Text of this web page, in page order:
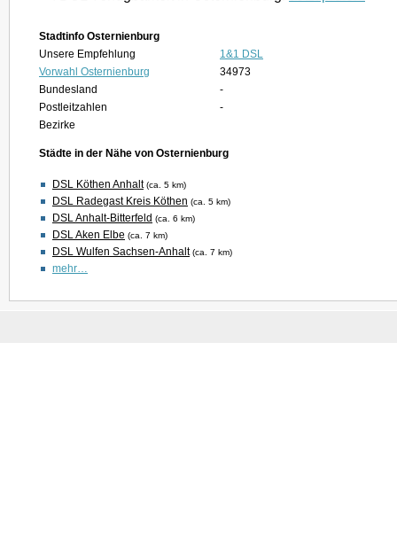
Stadtinfo Osternienburg
Unsere Empfehlung
1&1 DSL
Vorwahl Osternienburg
34973
Bundesland
-
Postleitzahlen
-
Bezirke
Städte in der Nähe von Osternienburg
DSL Köthen Anhalt (ca. 5 km)
DSL Radegast Kreis Köthen (ca. 5 km)
DSL Anhalt-Bitterfeld (ca. 6 km)
DSL Aken Elbe (ca. 7 km)
DSL Wulfen Sachsen-Anhalt (ca. 7 km)
mehr…